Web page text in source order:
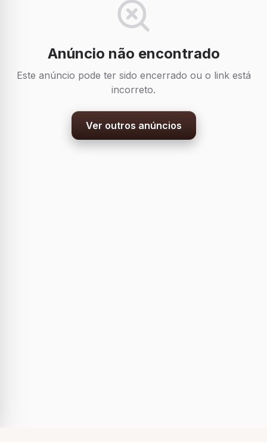
Anúncio não encontrado
Este anúncio pode ter sido encerrado ou o link está
incorreto.
Ver outros anúncios